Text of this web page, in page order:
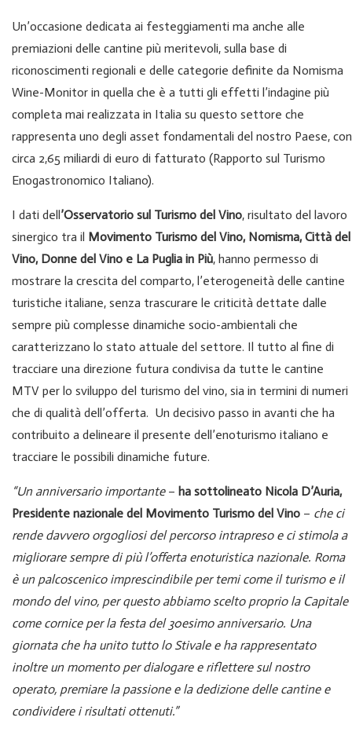
Un’occasione dedicata ai festeggiamenti ma anche alle
premiazioni delle cantine più meritevoli, sulla base di
riconoscimenti regionali e delle categorie definite da Nomisma
Wine-Monitor in quella che è a tutti gli effetti l’indagine più
completa mai realizzata in Italia su questo settore che
rappresenta uno degli asset fondamentali del nostro Paese, con
circa 2,65 miliardi di euro di fatturato (Rapporto sul Turismo
Enogastronomico Italiano).
I dati dell’Osservatorio sul Turismo del Vino, risultato del lavoro
sinergico tra il Movimento Turismo del Vino, Nomisma, Città del
Vino, Donne del Vino e La Puglia in Più, hanno permesso di
mostrare la crescita del comparto, l’eterogeneità delle cantine
turistiche italiane, senza trascurare le criticità dettate dalle
sempre più complesse dinamiche socio-ambientali che
caratterizzano lo stato attuale del settore. Il tutto al fine di
tracciare una direzione futura condivisa da tutte le cantine
MTV per lo sviluppo del turismo del vino, sia in termini di numeri
che di qualità dell’offerta. Un decisivo passo in avanti che ha
contribuito a delineare il presente dell’enoturismo italiano e
tracciare le possibili dinamiche future.
“Un anniversario importante– ha sottolineato Nicola D’Auria,
Presidente nazionale del Movimento Turismo del Vino – che ci
rende davvero orgogliosi del percorso intrapreso e ci stimola a
migliorare sempre di più l’offerta enoturistica nazionale. Roma
è un palcoscenico imprescindibile per temi come il turismo e il
mondo del vino, per questo abbiamo scelto proprio la Capitale
come cornice per la festa del 30esimo anniversario. Una
giornata che ha unito tutto lo Stivale e ha rappresentato
inoltre un momento per dialogare e riflettere sul nostro
operato, premiare la passione e la dedizione delle cantine e
condividere i risultati ottenuti.”